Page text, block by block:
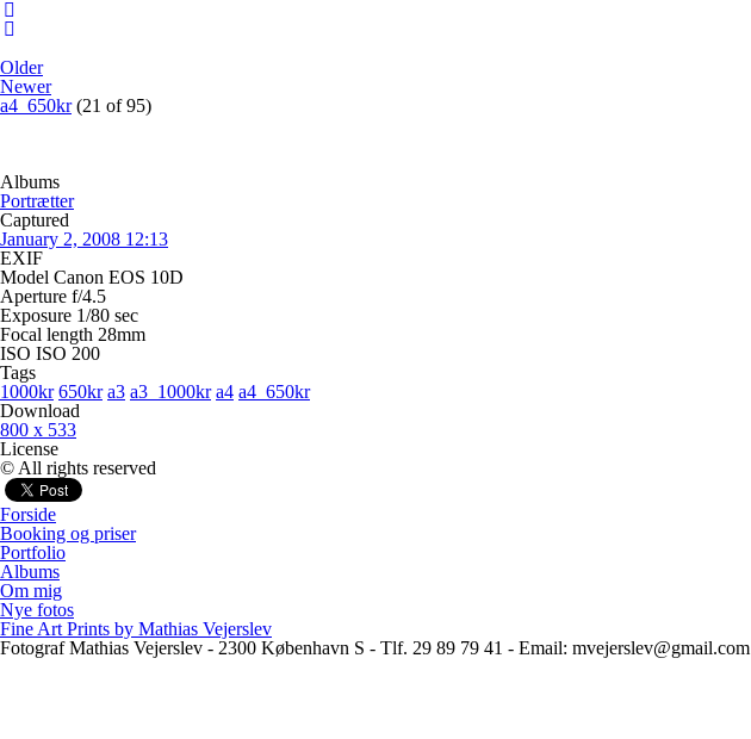
Older
Newer
a4_650kr (21 of 95)
Albums
Portrætter
Captured
January 2, 2008 12:13
EXIF
Model Canon EOS 10D
Aperture f/4.5
Exposure 1/80 sec
Focal length 28mm
ISO ISO 200
Tags
1000kr 650kr a3 a3_1000kr a4 a4_650kr
Download
800 x 533
License
© All rights reserved
Forside
Booking og priser
Portfolio
Albums
Om mig
Nye fotos
Fine Art Prints by Mathias Vejerslev
Fotograf Mathias Vejerslev - 2300 København S - Tlf. 29 89 79 41 - Email: mvejerslev@gmail.com